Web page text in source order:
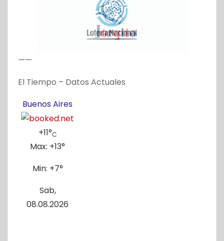
——
El Tiempo – Datos Actuales
Buenos Aires
+11°C
Max: +13°
Min: +7°
Sab,
08.08.2026